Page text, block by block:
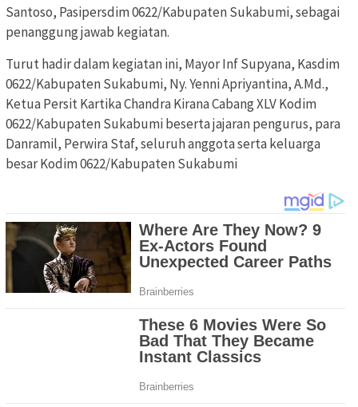
Santoso, Pasipersdim 0622/Kabupaten Sukabumi, sebagai
penanggung jawab kegiatan.
Turut hadir dalam kegiatan ini, Mayor Inf Supyana, Kasdim
0622/Kabupaten Sukabumi, Ny. Yenni Apriyantina, A.Md.,
Ketua Persit Kartika Chandra Kirana Cabang XLV Kodim
0622/Kabupaten Sukabumi beserta jajaran pengurus, para
Danramil, Perwira Staf, seluruh anggota serta keluarga
besar Kodim 0622/Kabupaten Sukabumi